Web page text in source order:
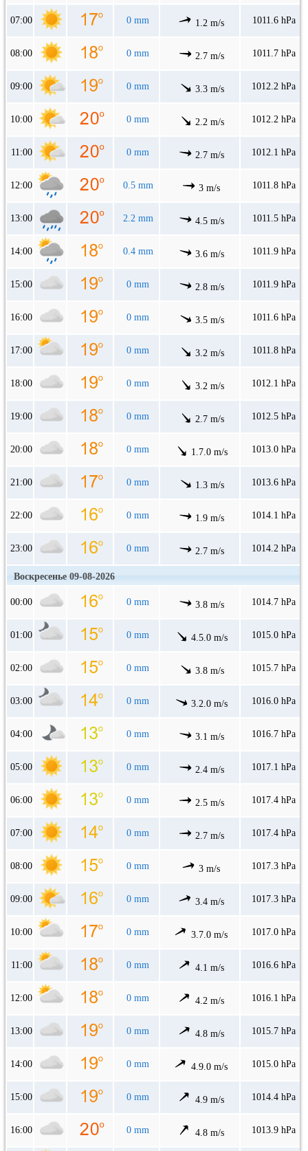
07:00 0 mm 1.2 m/s 1011.6 hPa
08:00 0 mm 2.7 m/s 1011.7 hPa
09:00 0 mm 3.3 m/s 1012.2 hPa
10:00 0 mm 2.2 m/s 1012.2 hPa
11:00 0 mm 2.7 m/s 1012.1 hPa
12:00 0.5 mm 3 m/s 1011.8 hPa
13:00 2.2 mm 4.5 m/s 1011.5 hPa
14:00 0.4 mm 3.6 m/s 1011.9 hPa
15:00 0 mm 2.8 m/s 1011.9 hPa
16:00 0 mm 3.5 m/s 1011.6 hPa
17:00 0 mm 3.2 m/s 1011.8 hPa
18:00 0 mm 3.2 m/s 1012.1 hPa
19:00 0 mm 2.7 m/s 1012.5 hPa
20:00 0 mm 1.7.0 m/s 1013.0 hPa
21:00 0 mm 1.3 m/s 1013.6 hPa
22:00 0 mm 1.9 m/s 1014.1 hPa
23:00 0 mm 2.7 m/s 1014.2 hPa
Воскресенье 09-08-2026
00:00 0 mm 3.8 m/s 1014.7 hPa
01:00 0 mm 4.5.0 m/s 1015.0 hPa
02:00 0 mm 3.8 m/s 1015.7 hPa
03:00 0 mm 3.2.0 m/s 1016.0 hPa
04:00 0 mm 3.1 m/s 1016.7 hPa
05:00 0 mm 2.4 m/s 1017.1 hPa
06:00 0 mm 2.5 m/s 1017.4 hPa
07:00 0 mm 2.7 m/s 1017.4 hPa
08:00 0 mm 3 m/s 1017.3 hPa
09:00 0 mm 3.4 m/s 1017.3 hPa
10:00 0 mm 3.7.0 m/s 1017.0 hPa
11:00 0 mm 4.1 m/s 1016.6 hPa
12:00 0 mm 4.2 m/s 1016.1 hPa
13:00 0 mm 4.8 m/s 1015.7 hPa
14:00 0 mm 4.9.0 m/s 1015.0 hPa
15:00 0 mm 4.9 m/s 1014.4 hPa
16:00 0 mm 4.8 m/s 1013.9 hPa